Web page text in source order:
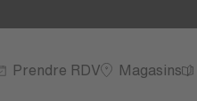
Prendre RDV Magasins